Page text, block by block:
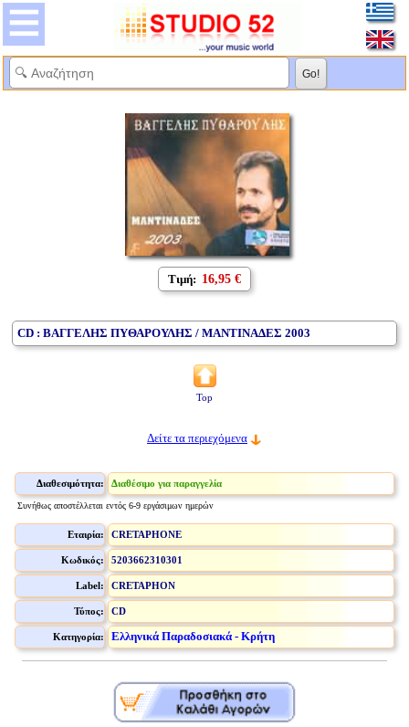
Τιμή: 16,95 €
CD : ΒΑΓΓΕΛΗΣ ΠΥΘΑΡΟΥΛΗΣ / ΜΑΝΤΙΝΑΔΕΣ 2003
Top
Δείτε τα περιεχόμενα
Διαθεσιμότητα: Διαθέσιμο για παραγγελία
Συνήθως αποστέλλεται εντός 6-9 εργάσιμων ημερών
Εταιρία: CRETAPHONE
Κωδικός: 5203662310301
Label: CRETAPHON
Τύπος: CD
Κατηγορία: Ελληνικά Παραδοσιακά - Κρήτη